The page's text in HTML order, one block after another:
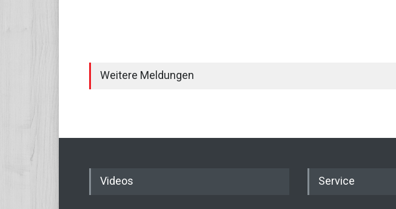
Weitere Meldungen
Videos Service